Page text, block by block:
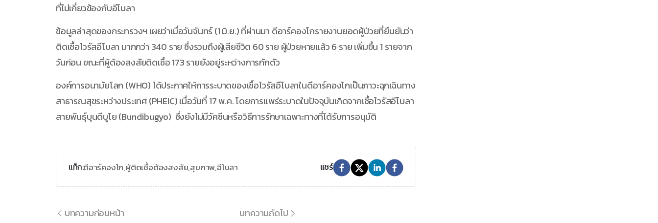
ที่ไม่เกี่ยวข้องกับอีโบลา
ข้อมูลล่าสุดของกระทรวงฯ เผยว่าเมื่อวันจันทร์ (1 มิ.ย.) ที่ผ่านมา ดีอาร์คองโกรายงานยอดผู้ป่วยที่ยืนยันว่า
ติดเชื้อไวรัสอีโบลา มากกว่า 340 ราย ซึ่งรวมถึงผู้เสียชีวิต 60 ราย ผู้ป่วยหายแล้ว 6 ราย เพิ่มขึ้น 1 รายจาก
วันก่อน ขณะที่ผู้ต้องสงสัยติดเชื้อ 173 รายยังอยู่ระหว่างการกักตัว
องค์การอนามัยโลก (WHO) ได้ประกาศให้การระบาดของเชื้อไวรัสอีโบลาในดีอาร์คองโกเป็นภาวะฉุกเฉินทาง
สาธารณสุขระหว่างประเทศ (PHEIC) เมื่อวันที่ 17 พ.ค. โดยการแพร่ระบาดในปัจจุบันเกิดจากเชื้อไวรัสอีโบลา
สายพันธุ์บุนดีบูโย (Bundibugyo) ซึ่งยังไม่มีวัคซีนหรือวิธีการรักษาเฉพาะทางที่ได้รับการอนุมัติ
แท็ก:ดีอาร์คองโก,ผู้ติดเชื้อต้องสงสัย,สุขภาพ,อีโบลา แชร์
บทความก่อนหน้า บทความถัดไป